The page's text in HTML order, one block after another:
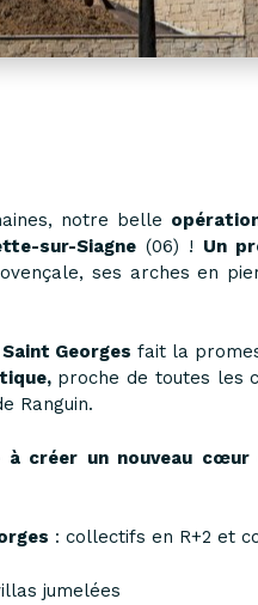
notre belle
sur-Siagne (06) ! Un
ses arches en
Georges fait la
proche de toutes les
Ranguin.
à créer un nouveau cœur
: collectifs en R+2 et
jumelées